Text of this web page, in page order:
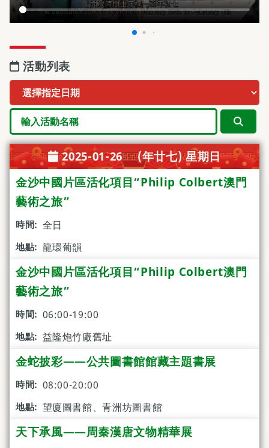
活動列表
2025-01-26 (年廿七) 星期日
金沙中國片區活化項目“Philip Colbert澳門
藝術之旅”
全日
龍環葡韻
金沙中國片區活化項目“Philip Colbert澳門
藝術之旅”
06:00-19:00
益隆炮竹廠舊址
金蛇披彩——公共圖書館館藏主題書展
08:00-20:00
望廈圖書館、青洲坊圖書館
天下承風——周秦漢唐文物精華展